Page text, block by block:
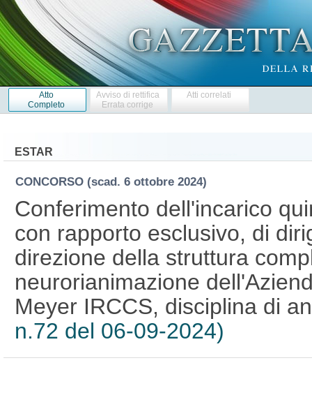
Atto
Completo
Avviso di rettifica
Errata corrige
Atti correlati
ESTAR
CONCORSO (scad. 6 ottobre 2024)
Conferimento dell'incarico
con rapporto esclusivo, di
direzione della struttura
neurorianimazione
Meyer IRCCS, disciplina di
n.72 del 06-09-2024)